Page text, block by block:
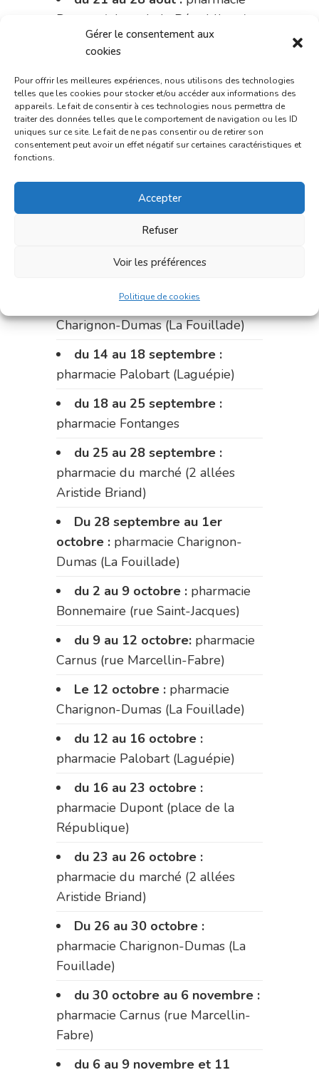
Gérer le consentement aux
cookies
Pour offrir les meilleures expériences, nous utilisons des technologies
telles que les cookies pour stocker et/ou accéder aux informations des
appareils. Le fait de consentir à ces technologies nous permettra de
traiter des données telles que le comportement de navigation ou les ID
uniques sur ce site. Le fait de ne pas consentir ou de retirer son
consentement peut avoir un effet négatif sur certaines caractéristiques et
fonctions.
Accepter
Refuser
Voir les préférences
Politique de cookies
Dupont (place de la République)
du 28 au 31 août :
Du 31 août au 4 septembre :
pharmacie Charignon-Dumas (La
Fouillade)
pharmacie Carnus (rue Marcellin-
du 11 au 14 septembre :
pharmacie Dupont (place de la
Le 14 septembre :pharmacie
Charignon-Dumas (La Fouillade)
du 14 au 18 septembre :
pharmacie Palobart (Laguépie)
du 18 au 25 septembre :
pharmacie Fontanges
du 25 au 28 septembre :
pharmacie du marché (2 allées
Aristide Briand)
Du 28 septembre au 1er
octobre : pharmacie Charignon-
Dumas (La Fouillade)
du 2 au 9 octobre : pharmacie
Bonnemaire (rue Saint-Jacques)
du 9 au 12 octobre: pharmacie
Carnus (rue Marcellin-Fabre)
Le 12 octobre : pharmacie
Charignon-Dumas (La Fouillade)
du 12 au 16 octobre :
pharmacie Palobart (Laguépie)
du 16 au 23 octobre :
pharmacie Dupont (place de la
République)
du 23 au 26 octobre :
pharmacie du marché (2 allées
Aristide Briand)
Du 26 au 30 octobre :
pharmacie Charignon-Dumas (La
Fouillade)
du 30 octobre au 6 novembre :
pharmacie Carnus (rue Marcellin-
Fabre)
du 6 au 9 novembre et 11